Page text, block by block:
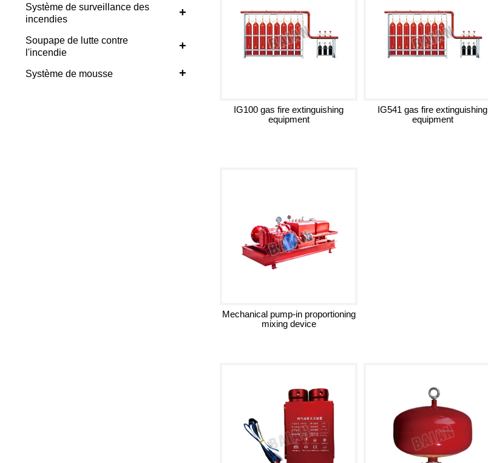
+
Système de surveillance des
incendies
+
Soupape de lutte contre
l'incendie
+
Système de mousse
IG100 gas fire extinguishing
equipment
IG541 gas fire extinguishing
equipment
Mechanical pump-in proportioning
mixing device